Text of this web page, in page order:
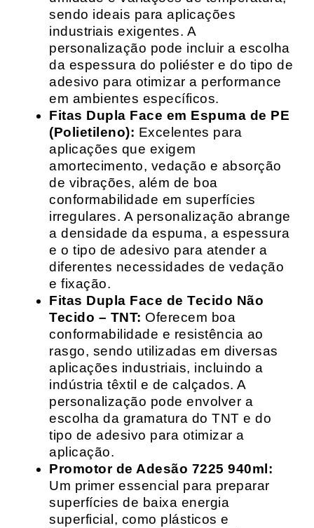
sendo ideais para aplicações
industriais exigentes. A
personalização pode incluir a escolha
da espessura do poliéster e do tipo de
adesivo para otimizar a performance
em ambientes específicos.
Fitas Dupla Face em Espuma de PE
(Polietileno): Excelentes para
aplicações que exigem
amortecimento, vedação e absorção
de vibrações, além de boa
conformabilidade em superfícies
irregulares. A personalização abrange
a densidade da espuma, a espessura
e o tipo de adesivo para atender a
diferentes necessidades de vedação
e fixação.
Fitas Dupla Face de Tecido Não
Tecido – TNT: Oferecem boa
conformabilidade e resistência ao
rasgo, sendo utilizadas em diversas
aplicações industriais, incluindo a
indústria têxtil e de calçados. A
personalização pode envolver a
escolha da gramatura do TNT e do
tipo de adesivo para otimizar a
aplicação.
Promotor de Adesão 7225 940ml:
Um primer essencial para preparar
superfícies de baixa energia
superficial, como plásticos e